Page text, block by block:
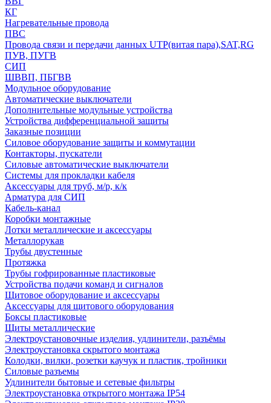
КГ
Нагревательные провода
ПВС
Провода связи и передачи данных UTP(витая пара),SAT,RG
ПУВ, ПУГВ
СИП
ШВВП, ПБГВВ
Модульное оборудование
Автоматические выключатели
Дополнительные модульные устройства
Устройства дифференциальной защиты
Заказные позиции
Силовое оборудование защиты и коммутации
Контакторы, пускатели
Силовые автоматические выключатели
Системы для прокладки кабеля
Аксессуары для труб, м/р, к/к
Арматура для СИП
Кабель-канал
Коробки монтажные
Лотки металлические и аксессуары
Металлорукав
Трубы двустенные
Протяжка
Трубы гофрированные пластиковые
Устройства подачи команд и сигналов
Щитовое оборудование и аксессуары
Аксессуары для щитового оборудования
Боксы пластиковые
Щиты металлические
Электроустановочные изделия, удлинители, разъёмы
Электроустановка скрытого монтажа
Колодки, вилки, розетки каучук и пластик, тройники
Силовые разъемы
Удлинители бытовые и сетевые фильтры
Электроустановка открытого монтажа IP54